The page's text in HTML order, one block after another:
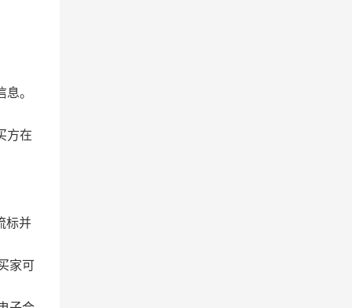
。
方在
标并
家可